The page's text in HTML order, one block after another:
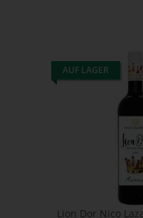
AUF LAGER
Lion Dor Nico